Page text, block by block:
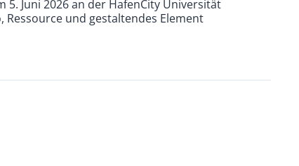
Juni 2026 an der HafenCity Universität
und gestaltendes Element